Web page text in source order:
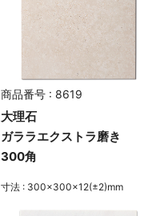
商品番号 : 8619
大理石
ガララエクストラ磨き
300角
寸法 : 300×300×12(±2)mm